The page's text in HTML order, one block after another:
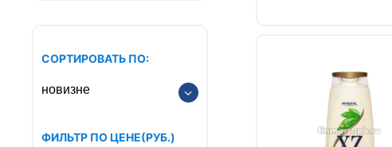
СОРТИРОВАТЬ ПО:
ФИЛЬТР ПО ЦЕНЕ(РУБ.)